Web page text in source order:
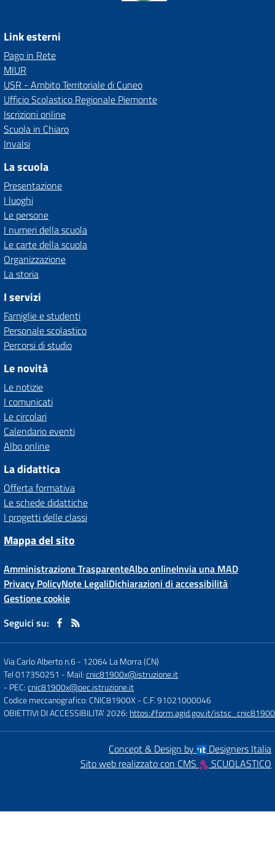
Link esterni
Pago in Rete
MIUR
USR - Ambito Territoriale di Cuneo
Ufficio Scolastico Regionale Piemonte
Iscrizioni online
Scuola in Chiaro
Invalsi
La scuola
Presentazione
I luoghi
Le persone
I numeri della scuola
Le carte della scuola
Organizzazione
La storia
I servizi
Famiglie e studenti
Personale scolastico
Percorsi di studio
Le novità
Le notizie
I comunicati
Le circolari
Calendario eventi
Albo online
La didattica
Offerta formativa
Le schede didattiche
I progetti delle classi
Mappa del sito
Amministrazione TrasparenteAlbo onlineInvia una MAD
Privacy PolicyNote LegaliDichiarazioni di accessibilità
Gestione cookie
Seguici su:
Via Carlo Alberto n.6-12064 La Morra (CN)
Tel 017350251 - Mail:cnic81900x@istruzione.it
- PEC:cnic81900x@pec.istruzione.it
Codice meccanografico: CNIC81900X- C.F. 91021000046
OBIETTIVI DI ACCESSIBILITA' 2026: https://form.agid.gov.it/
Concept & Design by
Designers Italia
Sito web realizzato con CMS
SCUOLASTICO